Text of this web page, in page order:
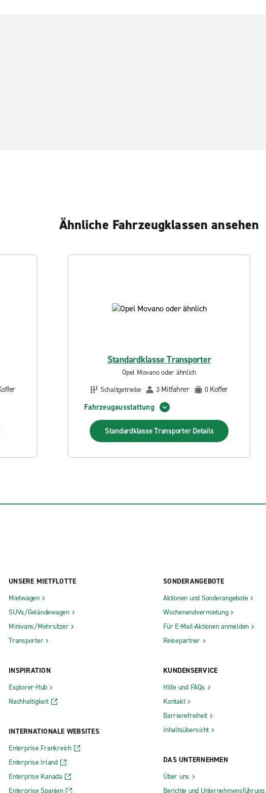
Ähnliche Fahrzeugklassen ansehen
Standardklasse Transporter
Opel Movano oder ähnlich
Schaltgetriebe
3 Mitfahrer 0 Koffer
Fahrzeugausstattung
Standardklasse Transporter Details
UNSERE MIETFLOTTE
Mietwagen
SUVs/Geländewagen
Minivans/Mehrsitzer
Transporter
INSPIRATION
Explorer-Hub
Nachhaltigkeit
INTERNATIONALE WEBSITES
Enterprise Frankreich
Enterprise Irland
Enterprise Kanada
Enterprise Spanien
SONDERANGEBOTE
Aktionen und Sonderangebote
Wochenendvermietung
Für E-Mail-Aktionen anmelden
Reisepartner
KUNDENSERVICE
Hilfe und FAQs
Kontakt
Barrierefreiheit
Inhaltsübersicht
DAS UNTERNEHMEN
Über uns
Berichte und Unternehmensführung